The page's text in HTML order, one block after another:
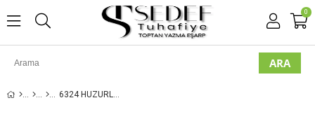
0
6324 HUZURLU OYALIK YAZMA